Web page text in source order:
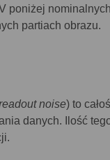
poniżej
partiach obrazu.
noise) to
danych. Ilość